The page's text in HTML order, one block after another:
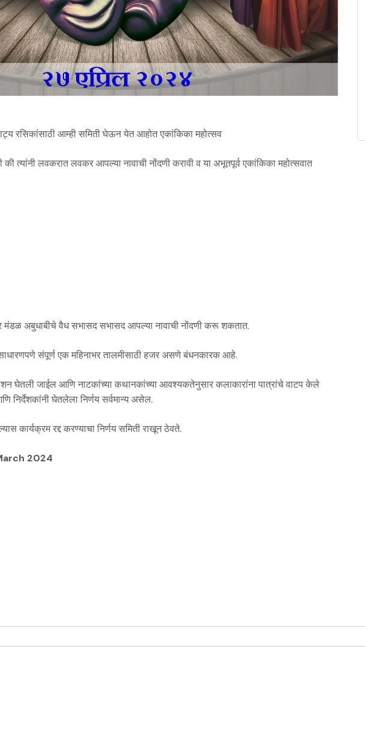
रसिकांसाठी आम्ही समिती घेऊन येत आहोत एकांकिका महोत्सव
की त्यांनी लवकरात लवकर आपल्या नावाची नोंदणी करावी व या अभूतपूर्व एकांकिका महोत्सवात
मंडळ अबुधाबीचे वैध सभासद सभासद आपल्या नावाची नोंदणी करू शकतात.
संपूर्ण एक महिनाभर तालमीसाठी हजर असणे बंधनकारक आहे.
घेतली जाईल आणि नाटकांच्या कथानकांच्या आवश्यकतेनुसार कलाकारांना पात्रांचे वाटप केले
निर्देशकांनी घेतलेला निर्णय सर्वमान्य असेल.
कार्यक्रम रद्द करण्याचा निर्णय समिती राखून ठेवते.
March 2024